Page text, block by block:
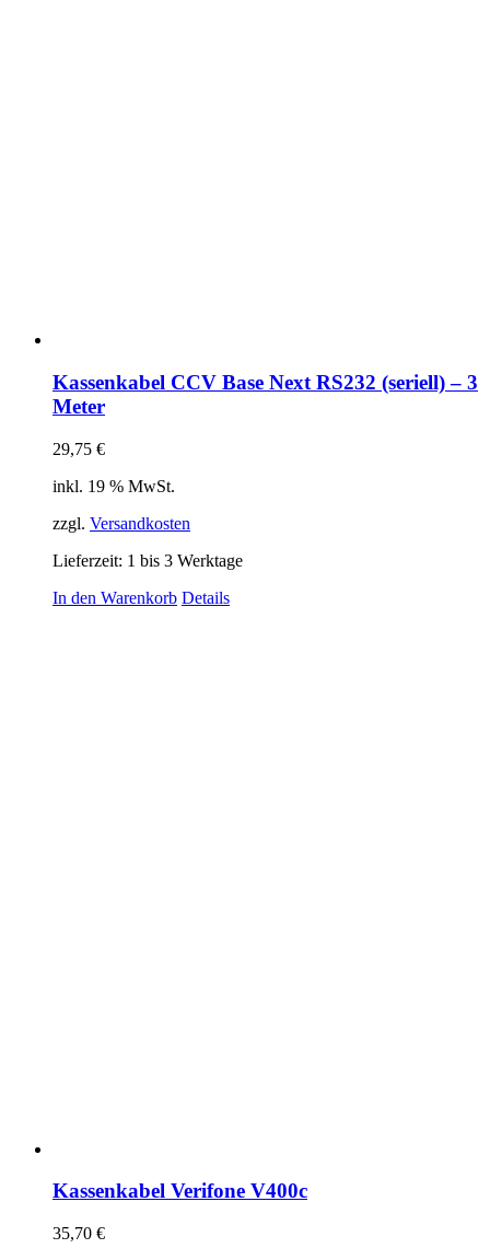
Kassenkabel CCV Base Next RS232 (seriell) – 3
Meter
29,75 €
inkl. 19 % MwSt.
zzgl. Versandkosten
Lieferzeit: 1 bis 3 Werktage
In den Warenkorb Details
Kassenkabel Verifone V400c
35,70 €